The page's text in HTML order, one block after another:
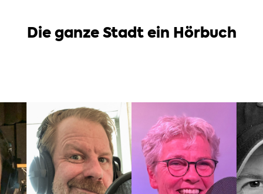
Die ganze Stadt ein Hörbuch